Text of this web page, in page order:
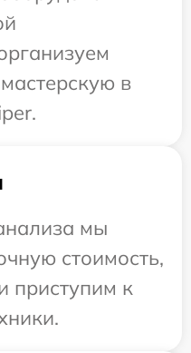
в
мы
стоимость,
приступим к